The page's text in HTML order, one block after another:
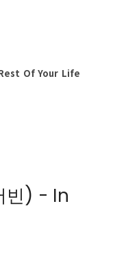
Of Your Life
빈) - In